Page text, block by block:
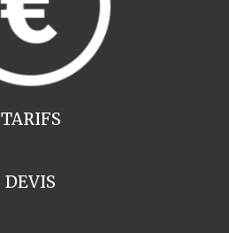
TARIFS
DEVIS